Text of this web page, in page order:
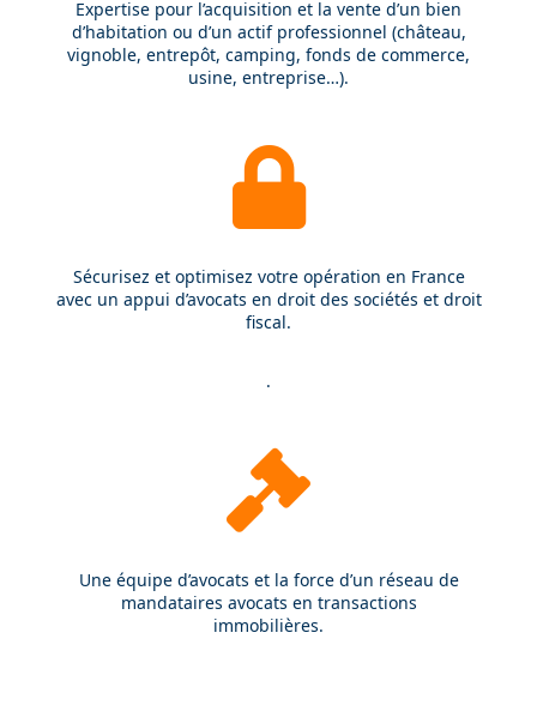
Expertise pour l’acquisition et la vente d’un bien
d’habitation ou d’un actif professionnel (château,
vignoble, entrepôt, camping, fonds de commerce,
usine, entreprise…).
Sécurisez et optimisez votre opération en France
avec un appui d’avocats en droit des sociétés et droit
fiscal.
.
Une équipe d’avocats et la force d’un réseau de
mandataires avocats en transactions
immobilières.